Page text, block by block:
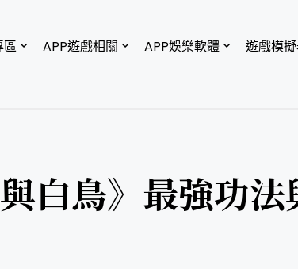
區 APP遊戲相關 APP娛樂軟體 遊戲模
白鳥》最強功